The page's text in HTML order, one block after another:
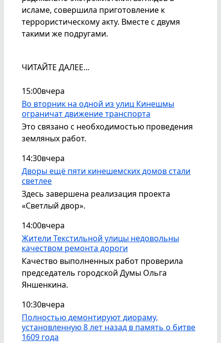
исламе, совершила приготовление к
террористическому акту. Вместе с двумя
такими же подругами.
ЧИТАЙТЕ ДАЛЕЕ...
15:00вчера
Во вторник на одной из улиц Кинешмы
ограничат движение транспорта
Это связано с необходимостью проведения
земляных работ.
14:30вчера
Дворы ещё пяти кинешемских домов стали
светлее
Здесь завершена реализация проекта
«Светлый двор».
14:00вчера
Жители Текстильной улицы недовольны
качеством ремонта дороги
Качество выполненных работ проверила
председатель городской Думы Ольга
Яншенкина.
10:30вчера
Полностью демонтируют диораму,
установленную 8 лет назад в память о битве
1609 года